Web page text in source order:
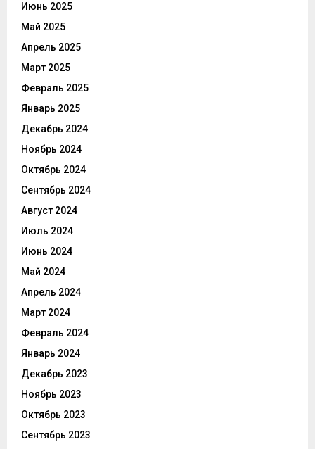
Июнь 2025
Май 2025
Апрель 2025
Март 2025
Февраль 2025
Январь 2025
Декабрь 2024
Ноябрь 2024
Октябрь 2024
Сентябрь 2024
Август 2024
Июль 2024
Июнь 2024
Май 2024
Апрель 2024
Март 2024
Февраль 2024
Январь 2024
Декабрь 2023
Ноябрь 2023
Октябрь 2023
Сентябрь 2023